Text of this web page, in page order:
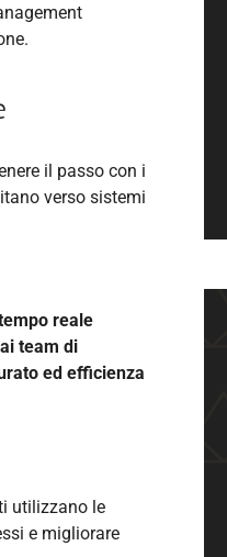
il passo con i
verso sistemi
reale
team di
ed efficienza
utilizzano le
e migliorare